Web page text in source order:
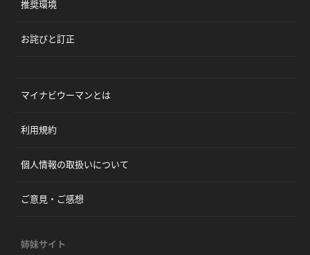
推奨環境
お詫びと訂正
マイナビウーマンとは
利用規約
個人情報の取扱いについて
ご意見・ご感想
姉妹サイト